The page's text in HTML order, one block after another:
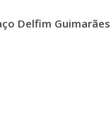
Delfim Guimarães